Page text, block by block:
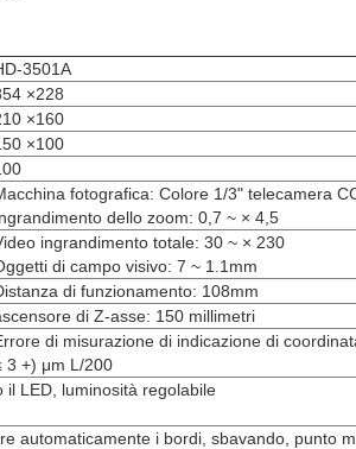
3501A
×228
×160
×100
fotografica: Colore 1/3" telecamera
dello zoom: 0,7 ~ × 4,5
ingrandimento totale: 30 ~ × 230
di campo visivo: 7 ~ 1.1mm
di funzionamento: 108mm
di Z-asse: 150 millimetri
di misurazione di indicazione di
3 +) μm L/200
il LED, luminosità regolabile
automaticamente i bordi, sbavando, punto